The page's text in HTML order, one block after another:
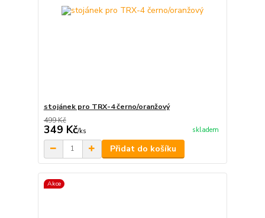
stojánek pro TRX-4 černo/oranžový
499 Kč
349 Kč/ks skladem
Přidat do košíku
Akce